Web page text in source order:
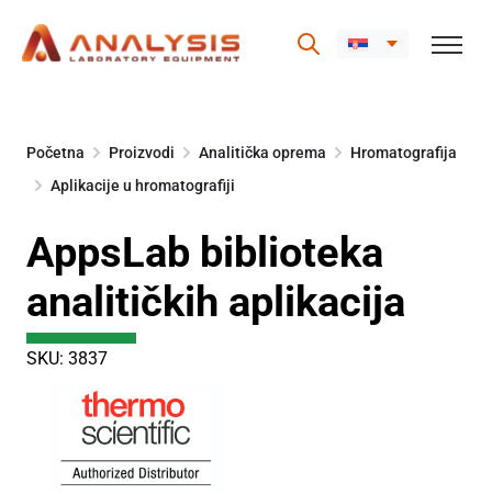
content
Početna Proizvodi Analitička oprema
Hromatografija
Aplikacije u hromatografiji
AppsLab biblioteka
analitičkih aplikacija
SKU: 3837